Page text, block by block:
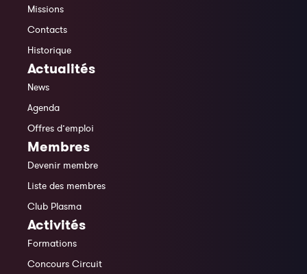
Missions
Contacts
Historique
Actualités
News
Agenda
Offres d’emploi
Membres
Devenir membre
Liste des membres
Club Plasma
Activités
Formations
Concours Circuit